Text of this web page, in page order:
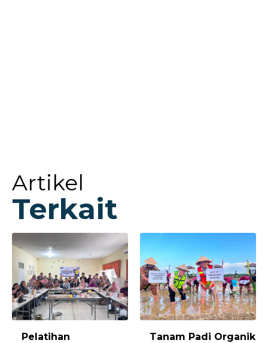
Artikel
Terkait
Pelatihan
Tanam Padi Organik